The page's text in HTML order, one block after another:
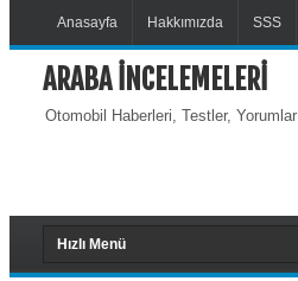
Anasayfa Hakkımızda SSS
ARABA İNCELEMELERİ
Otomobil Haberleri, Testler, Yorumlar